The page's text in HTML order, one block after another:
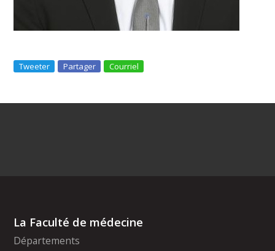
Tweeter Partager Courriel
La Faculté de médecine
Départements